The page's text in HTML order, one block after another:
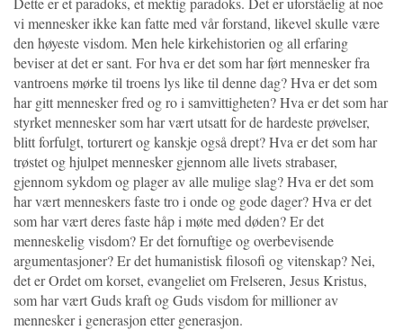
vi mennesker ikke kan fatte med vår forstand, likevel skulle være
den høyeste visdom. Men hele kirkehistorien og all erfaring
beviser at det er sant. For hva er det som har ført mennesker fra
vantroens mørke til troens lys like til denne dag? Hva er det som
har gitt mennesker fred og ro i samvittigheten? Hva er det som har
styrket mennesker som har vært utsatt for de hardeste prøvelser,
blitt forfulgt, torturert og kanskje også drept? Hva er det som har
trøstet og hjulpet mennesker gjennom alle livets strabaser,
gjennom sykdom og plager av alle mulige slag? Hva er det som
har vært menneskers faste tro i onde og gode dager? Hva er det
som har vært deres faste håp i møte med døden? Er det
menneskelig visdom? Er det fornuftige og overbevisende
argumentasjoner? Er det humanistisk filosofi og vitenskap? Nei,
det er Ordet om korset, evangeliet om Frelseren, Jesus Kristus,
som har vært Guds kraft og Guds visdom for millioner av
mennesker i generasjon etter generasjon.